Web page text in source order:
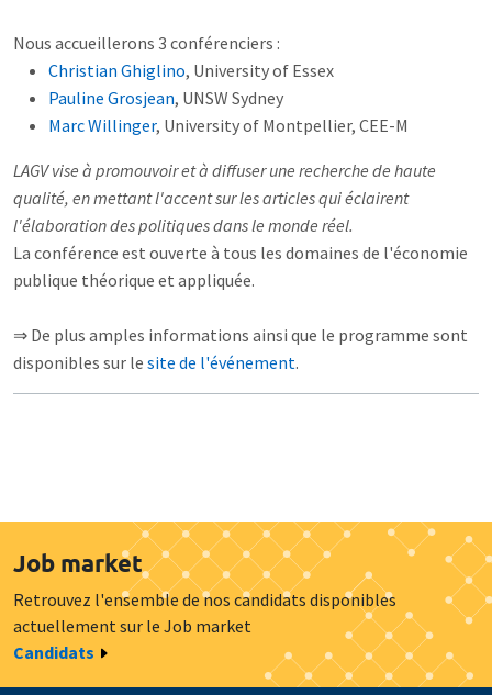
Nous accueillerons 3 conférenciers :
Christian Ghiglino, University of Essex
Pauline Grosjean, UNSW Sydney
Marc Willinger, University of Montpellier, CEE-M
LAGV vise à promouvoir et à diffuser une recherche de haute
qualité, en mettant l'accent sur les articles qui éclairent
l'élaboration des politiques dans le monde réel.
La conférence est ouverte à tous les domaines de l'économie
publique théorique et appliquée.
⇒ De plus amples informations ainsi que le programme sont
disponibles sur le site de l'événement.
Job market
Retrouvez l'ensemble de nos candidats disponibles
actuellement sur le Job market
Candidats